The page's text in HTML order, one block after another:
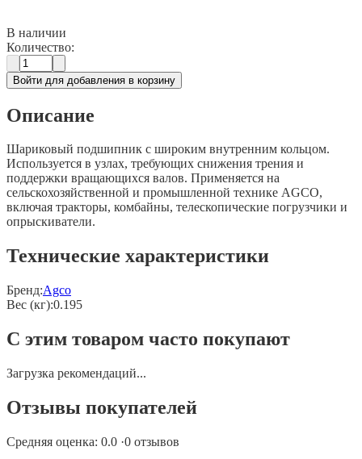
В наличии
Количество:
Войти для добавления в корзину
Описание
Шариковый подшипник с широким внутренним кольцом.
Используется в узлах, требующих снижения трения и
поддержки вращающихся валов. Применяется на
сельскохозяйственной и промышленной технике AGCO,
включая тракторы, комбайны, телескопические погрузчики и
опрыскиватели.
Технические характеристики
Бренд:Agco
Вес (кг):0.195
С этим товаром часто покупают
Загрузка рекомендаций...
Отзывы покупателей
Средняя оценка: 0.0 ·0 отзывов